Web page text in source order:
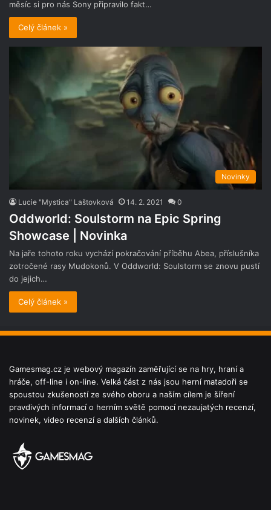
měsíc si pro nás Sony připravilo fakt…
Celý článek »
Novinky
Lucie "Mystica" Laštovková 14. 2. 2021 0
Oddworld: Soulstorm na Epic Spring
Showcase | Novinka
Na jaře tohoto roku vychází pokračování příběhu Abea, příslušníka
zotročené rasy Mudokonů. V Oddworld: Soulstorm se znovu pustí
do jejich…
Celý článek »
Gamesmag.cz je webový magazín zaměřující se na hry, hraní a
hráče, off-line i on-line. Velká část z nás jsou herní matadoři se
spoustou zkušeností ze svého oboru a naším cílem je šíření
pravdivých informací o herním světě pomocí nezaujatých recenzí,
novinek, video recenzí a dalších článků.